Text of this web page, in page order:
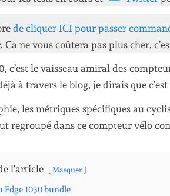
de cliquer ICI pour passer
ne vous coûtera pas plus cher,
c’est le vaisseau amiral des
à travers le blog, je dirais que
les métriques spécifiques au
regroupé dans ce compteur vélo
l'article Masquer
Edge 1030 bundle